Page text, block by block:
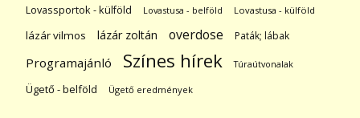
Lovassportok - külföld Lovastusa - belföld Lovastusa - külföld
lázár vilmos lázár zoltán overdose Paták; lábak
Programajánló Színes hírek Túraútvonalak
Ügető - belföld Ügető eredmények